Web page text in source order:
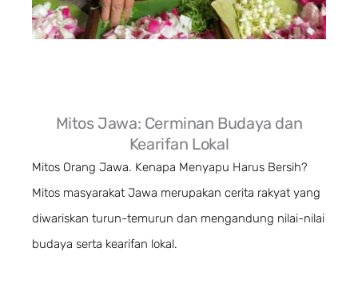
Mitos Jawa: Cerminan Budaya dan
Kearifan Lokal
Mitos Orang Jawa. Kenapa Menyapu Harus Bersih?
Mitos masyarakat Jawa merupakan cerita rakyat yang
diwariskan turun-temurun dan mengandung nilai-nilai
budaya serta kearifan lokal.